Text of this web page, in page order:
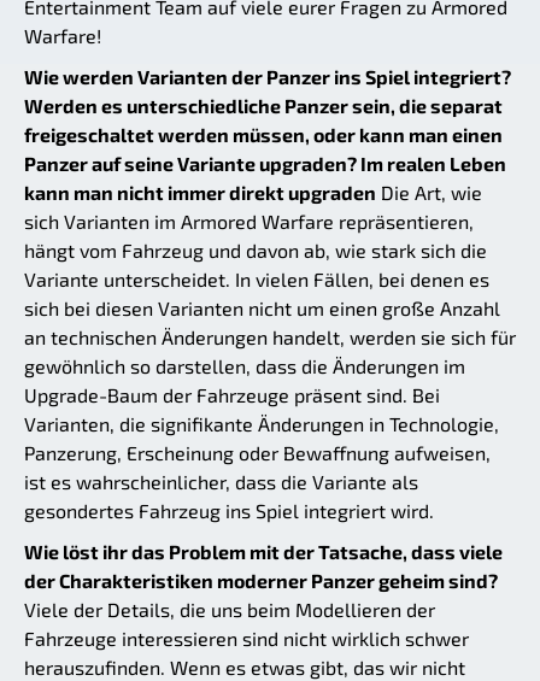
Entertainment Team auf viele eurer Fragen zu Armored
Warfare!
Wie werden Varianten der Panzer ins Spiel integriert?
Werden es unterschiedliche Panzer sein, die separat
freigeschaltet werden müssen, oder kann man einen
Panzer auf seine Variante upgraden? Im realen Leben
kann man nicht immer direkt upgraden Die Art, wie
sich Varianten im Armored Warfare repräsentieren,
hängt vom Fahrzeug und davon ab, wie stark sich die
Variante unterscheidet. In vielen Fällen, bei denen es
sich bei diesen Varianten nicht um einen große Anzahl
an technischen Änderungen handelt, werden sie sich für
gewöhnlich so darstellen, dass die Änderungen im
Upgrade-Baum der Fahrzeuge präsent sind. Bei
Varianten, die signifikante Änderungen in Technologie,
Panzerung, Erscheinung oder Bewaffnung aufweisen,
ist es wahrscheinlicher, dass die Variante als
gesondertes Fahrzeug ins Spiel integriert wird.
Wie löst ihr das Problem mit der Tatsache, dass viele
der Charakteristiken moderner Panzer geheim sind?
Viele der Details, die uns beim Modellieren der
Fahrzeuge interessieren sind nicht wirklich schwer
herauszufinden. Wenn es etwas gibt, das wir nicht